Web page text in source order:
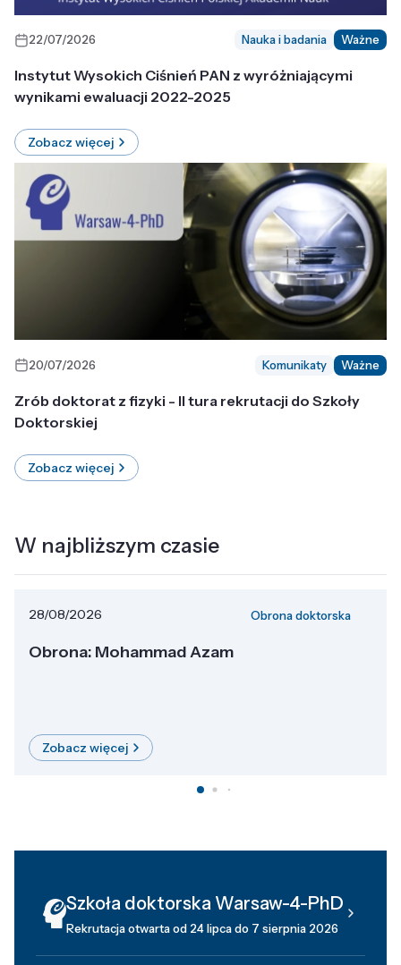
22/07/2026 Nauka i badania Ważne
Instytut Wysokich Ciśnień PAN z wyróżniającymi
wynikami ewaluacji 2022-2025
Zobacz więcej
20/07/2026 Komunikaty Ważne
Zrób doktorat z fizyki - II tura rekrutacji do Szkoły
Doktorskiej
Zobacz więcej
W najbliższym czasie
28/08/2026 Obrona doktorska
Obrona: Mohammad Azam
Zobacz więcej
Szkoła doktorska Warsaw-4-PhD
Rekrutacja otwarta od 24 lipca do 7 sierpnia 2026